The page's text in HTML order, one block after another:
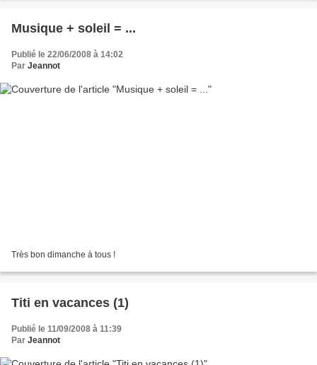
Musique + soleil = ...
Publié le 22/06/2008 à 14:02
Par Jeannot
Très bon dimanche à tous !
Titi en vacances (1)
Publié le 11/09/2008 à 11:39
Par Jeannot